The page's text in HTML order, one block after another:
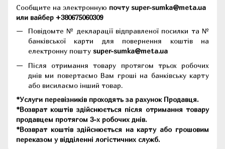
Сообщите на электронную почту super-sumka@meta.ua
или вайбер +380675060309
Повідомте № декларації відправленої посилки та №
банківської карти для повернення коштів на
електронну пошту super-sumka@meta.ua
Після отримання товару протягом трьох робочих
днів ми повертаємо Вам гроші на банківську карту
або висилаємо інший товар.
*Услуги перевізників проходять за рахунок Продавця.
*Возврат коштів здійснюється після отримання товару
продавцем протягом 3-х робочих днів.
*Возврат коштів здійснюється на карту або грошовим
переказом у відділенні логістичних служб.